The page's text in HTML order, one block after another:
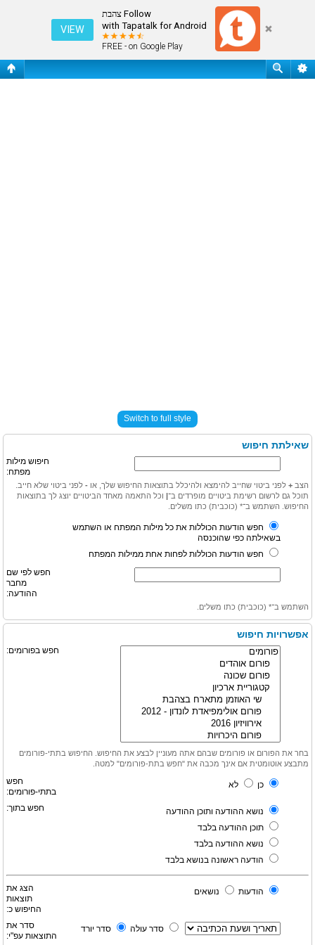
Follow צהבת
with Tapatalk for Android
FREE - on Google Play
VIEW
חיפוש
Switch to full style
שאילתת חיפוש
חיפוש מילות
מפתח:
הצב + לפני ביטוי שחייב להימצא ולהיכלל בתוצאות החיפוש שלך, או - לפני ביטוי שלא חייב.
תוכל גם לרשום רשימת ביטויים מופרדים ב־ וכל התאמה מאחד הביטויים יוצג לך בתוצאות
החיפוש. השתמש ב־* (כוכבית) כתו משלים.
חפש הודעות הכוללות את כל מילות המפתח או השתמש
בשאילתה כפי שהוכנסה
חפש הודעות הכוללות לפחות אחת ממילות המפתח
חפש לפי שם
מחבר
ההודעה:
השתמש ב־* (כוכבית) כתו משלים.
אפשרויות חיפוש
חפש בפורומים:
בחר את הפורום או פורומים שבהם אתה מעוניין לבצע את החיפוש. החיפוש בתתי-פורומים
מתבצע אוטומטית אם אינך מכבה את "חפש בתת-פורומים" למטה.
חפש
בתתי-פורומים:
כן לא
חפש בתוך:
נושא ההודעה ותוכן ההודעה
תוכן ההודעה בלבד
נושא ההודעה בלבד
הודעה ראשונה בנושא בלבד
הצג את
תוצאות
החיפוש כ:
הודעות נושאים
סדר את
התוצאות עפ"י:
סדר עולה סדר יורד